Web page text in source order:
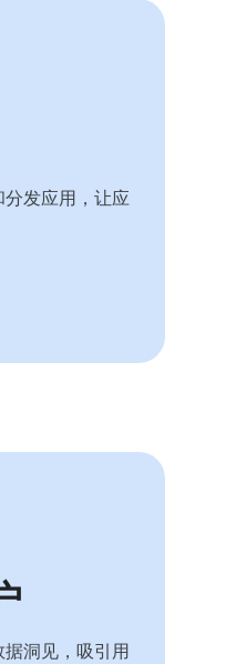
发应用，让应
洞见，吸引用